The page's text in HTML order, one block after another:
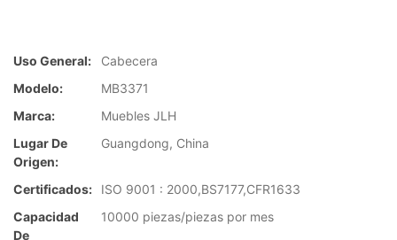
Uso General:
Cabecera
Modelo:
MB3371
Marca:
Muebles JLH
Lugar De
Origen:
Guangdong, China
Certificados:
ISO 9001 : 2000,BS7177,CFR1633
Capacidad
De
10000 piezas/piezas por mes